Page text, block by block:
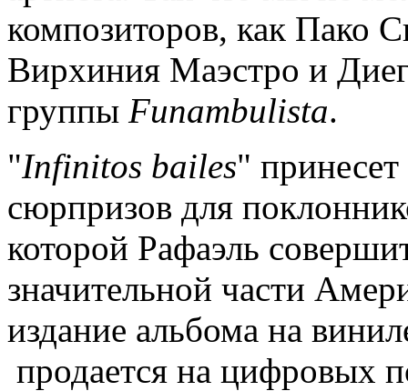
композиторов, как Пако
Вирхиния Маэстро и
группы Funambulista.
"Infinitos bailes"
сюрпризов для
которой Рафаэль
значительной части
издание альбома на
продается на цифровых